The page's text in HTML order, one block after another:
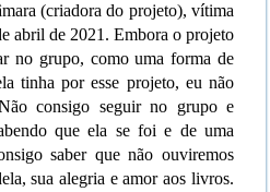
(criadora do projeto), vítima
abril de 2021. Embora o projeto
no grupo, como uma forma de
tinha por esse projeto, eu não
consigo seguir no grupo e
que ela se foi e de uma
saber que não ouviremos
sua alegria e amor aos livros.